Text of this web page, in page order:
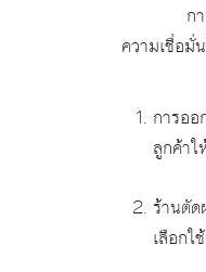
การเปิด
ความเชื่อมั่
การอ
ลูกค้าใ
ร้านตั
เลือก